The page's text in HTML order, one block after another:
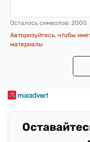
Осталось символов: 2000
Авторизуйтесь, чтобы
материалы